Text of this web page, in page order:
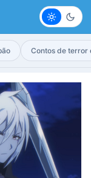
Claro
Contos de terror